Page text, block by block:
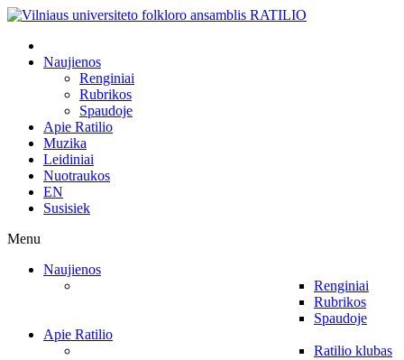
Naujienos
Renginiai
Rubrikos
Spaudoje
Apie Ratilio
Muzika
Leidiniai
Nuotraukos
EN
Susisiek
Menu
Naujienos
Renginiai
Rubrikos
Spaudoje
Apie Ratilio
Ratilio klubas